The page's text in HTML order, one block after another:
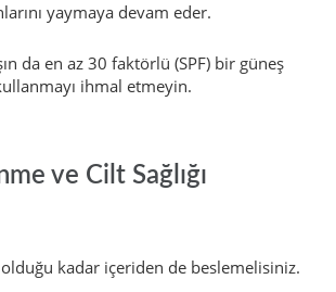
yaymaya devam eder.
da en az 30 faktörlü (SPF) bir güneş
ihmal etmeyin.
ve Cilt Sağlığı
olduğu kadar içeriden de beslemelisiniz.